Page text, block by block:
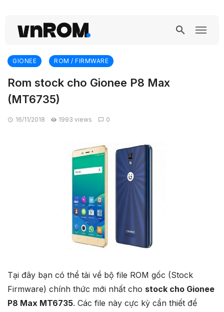
GIONEE ROM / FIRMWARE
Rom stock cho Gionee P8 Max
(MT6735)
16/11/2018 1993 views 0
Tại đây bạn có thể tải về bộ file ROM gốc (Stock
Firmware) chính thức mới nhất cho stock cho Gionee
P8 Max MT6735. Các file này cực kỳ cần thiết để